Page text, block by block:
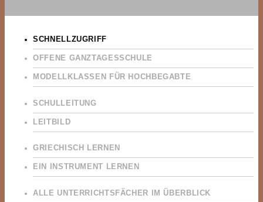
SCHNELLZUGRIFF
OFFENE GANZTAGESSCHULE
MODELLKLASSEN FÜR HOCHBEGABTE
SCHULLEITUNG
LEITBILD
GRIECHISCH LERNEN
EIN INSTRUMENT LERNEN
ALLE UNTERRICHTSFÄCHER IM ÜBERBLICK